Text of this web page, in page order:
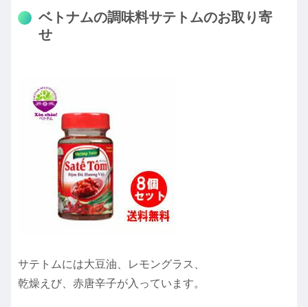
ベトナムの調味料サテトムのお取り寄
せ
サテトムには大豆油、レモングラス、
乾燥えび、赤唐辛子が入っています。